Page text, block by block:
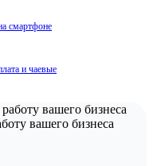
смартфоне
и чаевые
вашего бизнеса